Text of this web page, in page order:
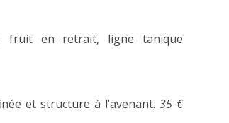
fruit en retrait, ligne tanique
et structure à l’avenant.35 €